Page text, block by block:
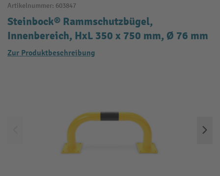
Artikelnummer: 603847
Steinbock® Rammschutzbügel,
Innenbereich, HxL 350 x 750 mm, Ø 76 mm
Zur Produktbeschreibung